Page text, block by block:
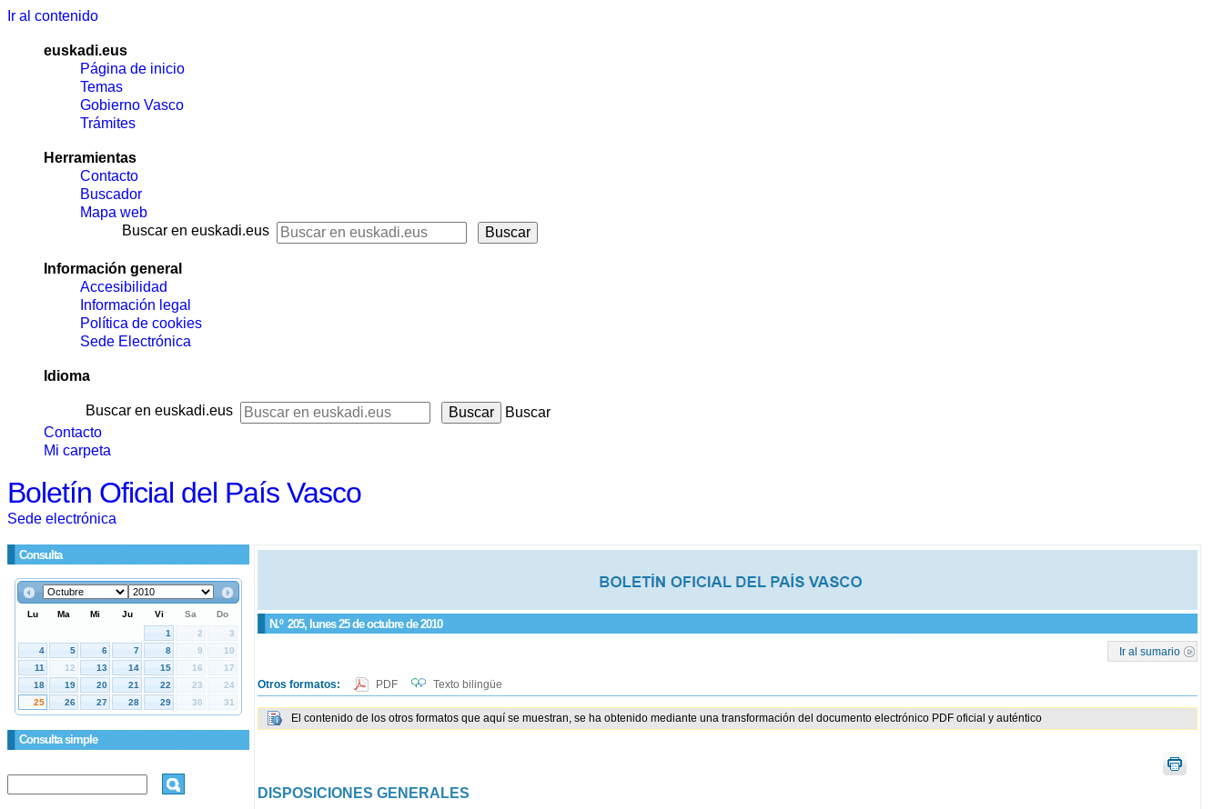
Ir al contenido
euskadi.eus
Página de inicio
Temas
Gobierno Vasco
Trámites
Herramientas
Contacto
Buscador
Mapa web
Buscar en euskadi.eus
Información general
Accesibilidad
Información legal
Política de cookies
Sede Electrónica
Idioma
Buscar en euskadi.eus
Buscar
Contacto
Mi carpeta
Boletín Oficial del País Vasco
Sede electrónica
Consulta
Consulta simple
N.º 205, lunes 25 de octubre de 2010
Ir al sumario
Otros formatos: PDF Texto bilingüe
El contenido de los otros formatos que aquí se muestran, se ha obtenido mediante una transformación del documento electrónico PDF oficial y auténtico
DISPOSICIONES GENERALES